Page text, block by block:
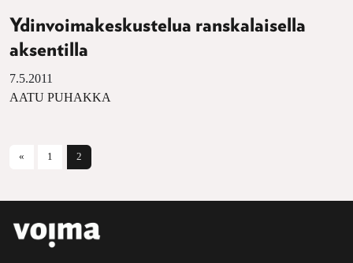
Ydinvoimakeskustelua ranskalaisella
aksentilla
7.5.2011
AATU PUHAKKA
Artikkelien selaus
« 1 2